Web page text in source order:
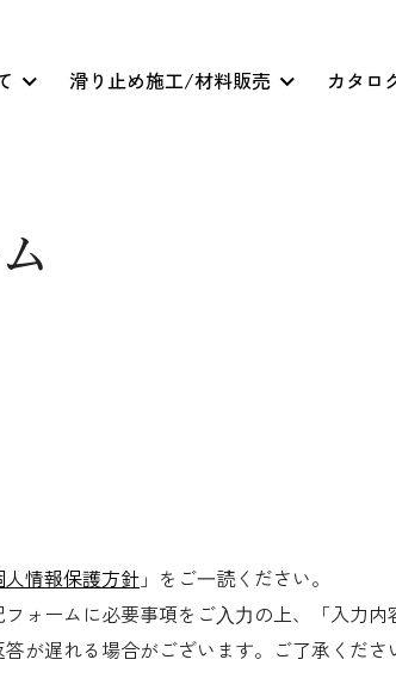
滑り止め施工/材料販売 カタロ
人情報保護方針 」をご⼀読ください。
ォームに必要事項をご⼊⼒の上、「入力内
が遅れる場合がございます。ご了承くださ